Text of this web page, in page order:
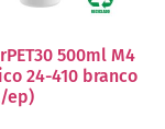
500ml M4
24-410 branco
ep)